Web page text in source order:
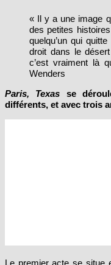
« Il y a une image
des petites
quelqu’un qui
droit dans le
c’est vraiment là
Paris, Texas se
différents, et avec trois